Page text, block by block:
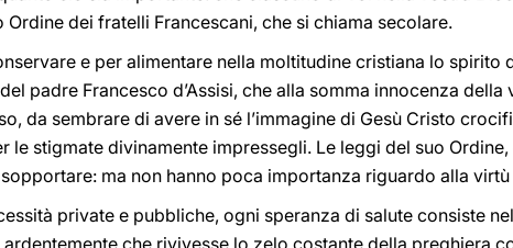
dei fratelli Francescani, che si chiama secolare.
e per alimentare nella moltitudine cristiana lo spirito
padre Francesco d’Assisi, che alla somma innocenza
da sembrare di avere in sé l’immagine di Gesù Cristo
le stigmate divinamente impressegli. Le leggi del suo
ma non hanno poca importanza riguardo alla
private e pubbliche, ogni speranza di salute consiste
che rivivesse lo zelo costante della preghiera